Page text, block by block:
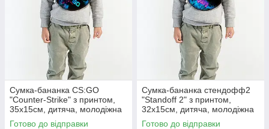
Сумка-бананка CS:GO
"Counter-Strike" з принтом,
35х15см, дитяча, молодіжна
(0111)
Готово до відправки
Сумка-бананка стендофф2
"Standoff 2" з принтом,
32х15см, дитяча, молодіжна
(0112)
Готово до відправки